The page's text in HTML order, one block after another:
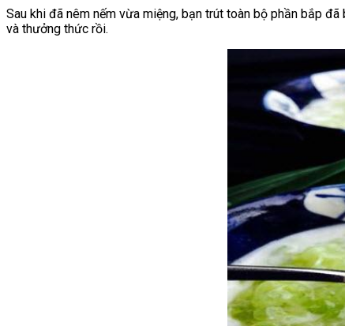
Sau khi đã nêm nếm vừa miệng, bạn trút toàn bộ phần bắp
và thưởng thức rồi.